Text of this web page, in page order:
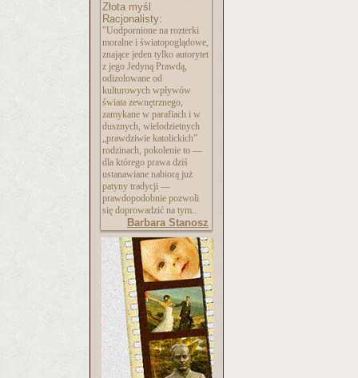
Złota myśl
Racjonalisty:
"Uodpornione na rozterki
moralne i światopoglądowe,
znające jeden tylko autorytet
z jego Jedyną Prawdą,
odizolowane od
kulturowych wpływów
świata zewnętrznego,
zamykane w parafiach i w
dusznych, wielodzietnych
„prawdziwie katolickich”
rodzinach, pokolenie to —
dla którego prawa dziś
ustanawiane nabiorą już
patyny tradycji —
prawdopodobnie pozwoli
się doprowadzić na tym..
Barbara Stanosz